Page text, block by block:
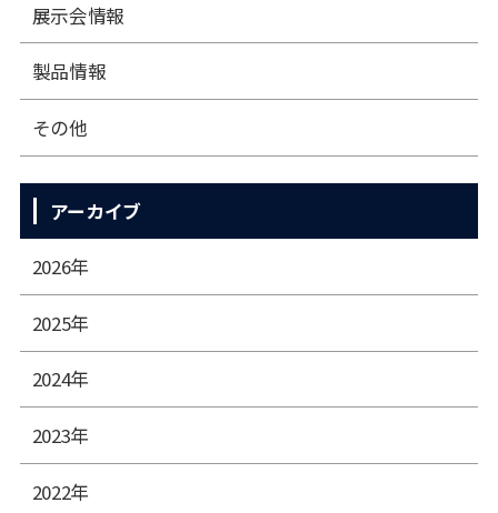
展⽰会情報
製品情報
その他
アーカイブ
2026年
2025年
2024年
2023年
2022年